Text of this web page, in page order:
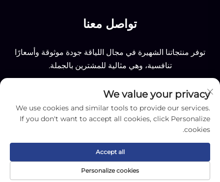
تواصل معنا
توفر منتجاتنا الشهيرة في مجال اللياقة جودة موثوقة وأسعارًا
تنافسية، وهي مثالية للمشترين بالجملة.
إرسال
جميع الحقوق محفوظة © 2025 لشركة نانتونغ أوكي سبورتينغ
المحدودة -سياسة الخصوصية
We value your privacy
We use cookies and similar tools to provide our services.
If you don't want to accept all cookies, click Personalize
cookies.
Personalize cookies
Accept all